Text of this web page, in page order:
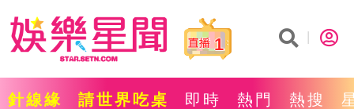
1
針線緣 請世界吃桌 即時 熱門 熱搜